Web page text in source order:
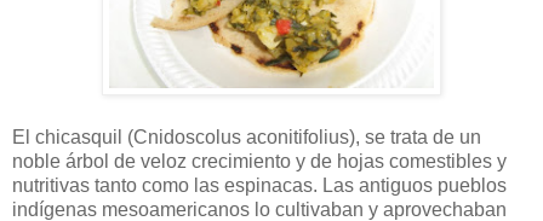
El chicasquil (Cnidoscolus aconitifolius), se trata de un
noble árbol de veloz crecimiento y de hojas comestibles y
nutritivas tanto como las espinacas. Las antiguos pueblos
indígenas mesoamericanos lo cultivaban y aprovechaban